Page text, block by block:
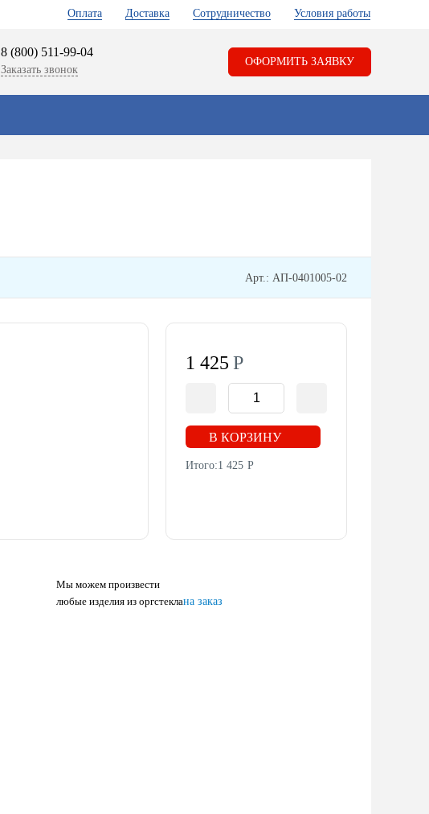
Условия работы
Сотрудничество
Доставка
Оплата
ОФОРМИТЬ ЗАЯВКУ
8 (800) 511-99-04
Заказать звонок
Арт.: АП-0401005-02
1 425 Р
В КОРЗИНУ
Итого:1 425 Р
Мы можем произвести
любые изделия из оргстеклана заказ